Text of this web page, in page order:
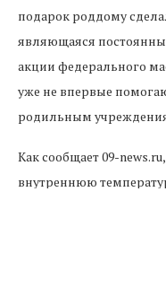
подарок роддому
являющаяся
акции федерального
уже не впервые
родильным
Как сообщает 09-
внутреннюю